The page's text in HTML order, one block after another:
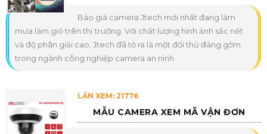
Báo giá camera Jtech mới nhất đang làm
mưa làm gió trên thị trường. Với chất lượng hình ảnh sắc nét
và độ phân giải cao, Jtech đã tỏ ra là một đối thủ đáng gờm
trong ngành công nghiệp camera an ninh
LẦN XEM: 21776
MẪU CAMERA XEM MÃ VẬN ĐƠN